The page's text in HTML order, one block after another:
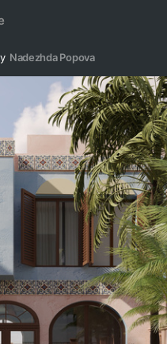
Nadezhda Popova